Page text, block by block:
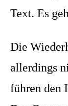
Text. Es
Die
allerdings
führen den